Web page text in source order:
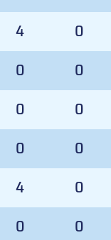
4 0
0 0
0 0
0 0
4 0
0 0